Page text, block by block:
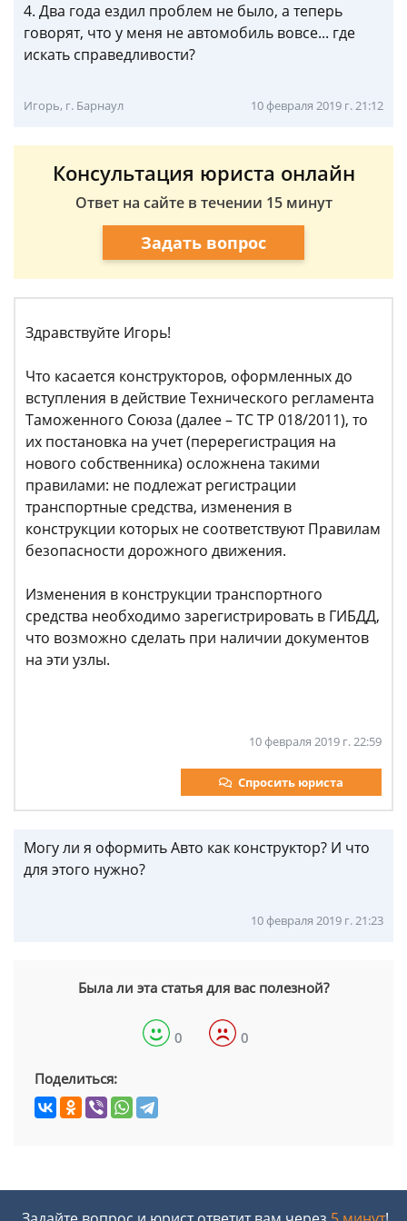
4. Два года ездил проблем не было, а теперь
говорят, что у меня не автомобиль вовсе... где
искать справедливости?
Игорь, г. Барнаул 10 февраля 2019 г. 21:12
Консультация юриста онлайн
Ответ на сайте в течении 15 минут
Задать вопрос
Здравствуйте Игорь!
Что касается конструкторов, оформленных до
вступления в действие Технического регламента
Таможенного Союза (далее – ТС ТР 018/2011), то
их постановка на учет (перерегистрация на
нового собственника) осложнена такими
правилами: не подлежат регистрации
транспортные средства, изменения в
конструкции которых не соответствуют Правилам
безопасности дорожного движения.
Изменения в конструкции транспортного
средства необходимо зарегистрировать в ГИБДД,
что возможно сделать при наличии документов
на эти узлы.
10 февраля 2019 г. 22:59
Спросить юриста
Могу ли я оформить Авто как конструктор? И что
для этого нужно?
10 февраля 2019 г. 21:23
Была ли эта статья для вас полезной?
0 0
Поделиться: